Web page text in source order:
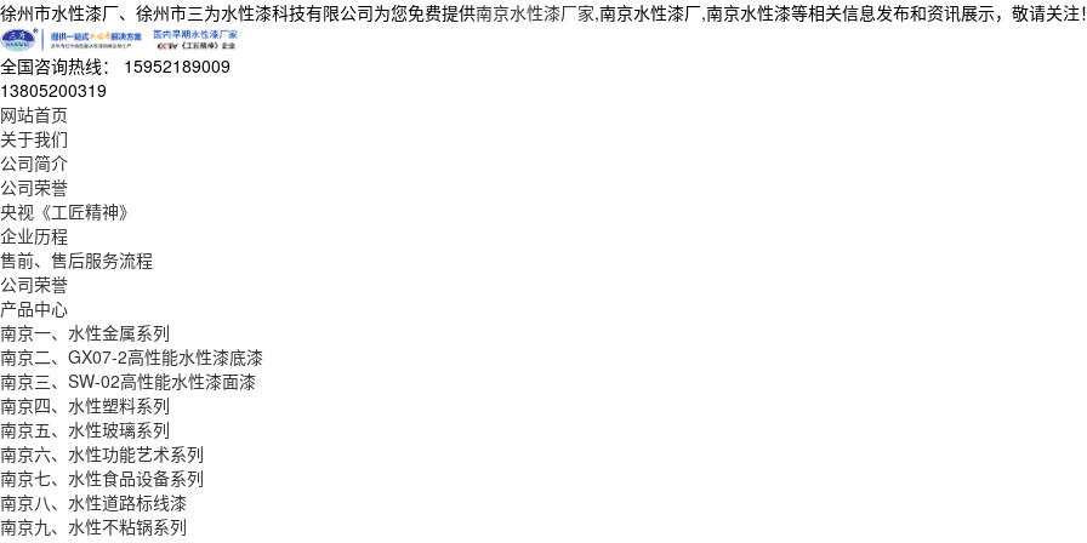
徐州市水性漆厂、徐州市三为水性漆科技有限公司为您免费提供南京水性漆厂家,南京水性漆厂,南京水性漆等相关信息发布和资讯展示，敬请关注！
全国咨询热线： 15952189009
13805200319
网站首页
关于我们
公司简介
公司荣誉
央视《工匠精神》
企业历程
售前、售后服务流程
公司荣誉
产品中心
南京一、水性金属系列
南京二、GX07-2高性能水性漆底漆
南京三、SW-02高性能水性漆面漆
南京四、水性塑料系列
南京五、水性玻璃系列
南京六、水性功能艺术系列
南京七、水性食品设备系列
南京八、水性道路标线漆
南京九、水性不粘锅系列